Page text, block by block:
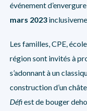
événement
mars 2023
Les familles, CPE,
région sont invités à
s’adonnant à un
construction d’un
Défiest de bouger